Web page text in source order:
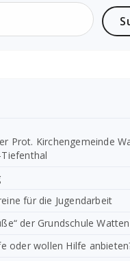
Prot. Kirchengemeinde
für die Jugendarbeit
der Grundschule
oder wollen Hilfe